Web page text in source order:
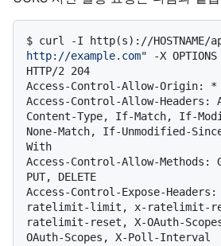
$ curl -I http(s)://HOSTNAME/
http://example.com" -X OPTIONS
HTTP/2 204
Access-Control-Allow-Origin: *
Access-Control-Allow-Headers:
Content-Type, If-Match, If-
None-Match, If-Unmodified-
With
Access-Control-Allow-Methods:
PUT, DELETE
Access-Control-Expose-
ratelimit-limit, x-ratelimit-
ratelimit-reset, X-OAuth-
OAuth-Scopes, X-Poll-Interval